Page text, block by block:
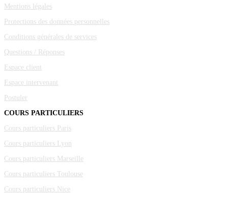
Mentions légales
Protections des données personnelles
Conditions générales de services
Questions / Réponses
Espace client
Espace intervenant
Postuler
COURS PARTICULIERS
Cours particuliers Paris
Cours particuliers Lyon
Cours particuliers Marseille
Cours particuliers Toulouse
Cours particuliers Nice